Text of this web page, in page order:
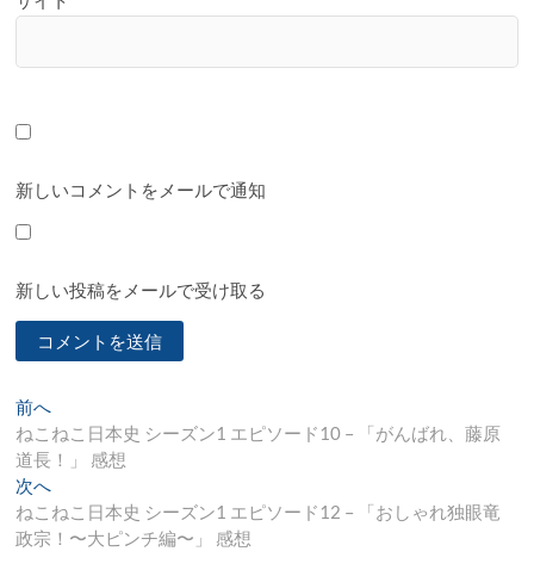
新しいコメントをメールで通知
新しい投稿をメールで受け取る
投
稿
ナ
ビ
前へ
去
の
稿:
ねこねこ日本史 シーズン1 エピソード10 – 「がんばれ、藤原
道長！」 感想
次へ
の
投
ねこねこ日本史 シーズン1 エピソード12 – 「おしゃれ独眼竜
政宗！〜大ピンチ編〜」 感想